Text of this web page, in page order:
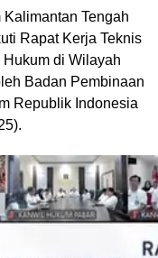
Tengah
Rapat Kerja Teknis
di Wilayah
Badan Pembinaan
Republik Indonesia